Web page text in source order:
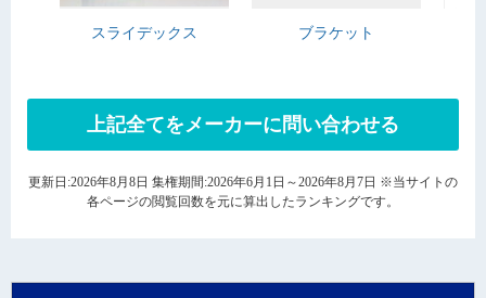
スライデックス ブラケット
上記全てをメーカーに問い合わせる
更新日:2026年8月8日 集権期間:2026年6月1日～2026年8月7日 ※当サイトの
各ページの閲覧回数を元に算出したランキングです。